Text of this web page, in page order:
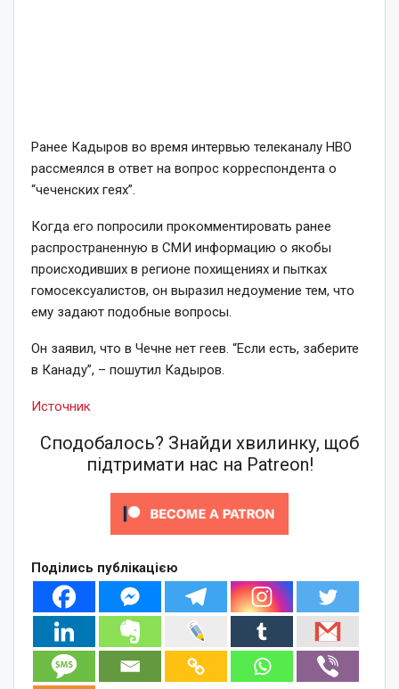
Ранее Кадыров во время интервью телеканалу HBO
рассмеялся в ответ на вопрос корреспондента о
“чеченских геях”.
Когда его попросили прокомментировать ранее
распространенную в СМИ информацию о якобы
происходивших в регионе похищениях и пытках
гомосексуалистов, он выразил недоумение тем, что
ему задают подобные вопросы.
Он заявил, что в Чечне нет геев. “Если есть, заберите
в Канаду”, – пошутил Кадыров.
Источник
Сподобалось? Знайди хвилинку, щоб
підтримати нас на Patreon!
Поділись публікацією